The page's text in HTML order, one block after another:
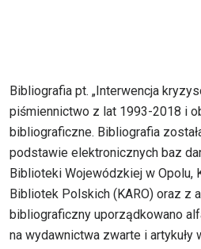
Bibliografia pt. „Interwencja
piśmiennictwo z lat 1993-2018 i
bibliograficzne. Bibliografia
podstawie elektronicznych baz
Biblioteki Wojewódzkiej w Opolu,
Bibliotek Polskich (KARO) oraz z
bibliograficzny uporządkowano
na wydawnictwa zwarte i